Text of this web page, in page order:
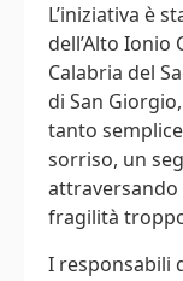
L’iniziativa è
dell’Alto Ionio
Calabria del
di San
tanto
sorriso, un
attraversando
fragilità
I responsabili